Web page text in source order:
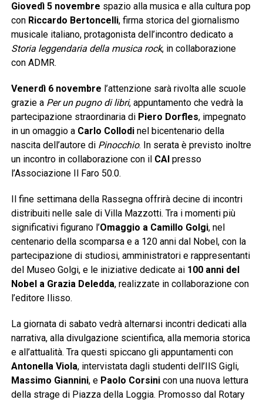
Giovedì 5 novembre spazio alla musica e alla cultura pop
con Riccardo Bertoncelli, firma storica del giornalismo
musicale italiano, protagonista dell’incontro dedicato a
Storia leggendaria della musica rock, in collaborazione
con ADMR.
Venerdì 6 novembre l’attenzione sarà rivolta alle scuole
grazie a Per un pugno di libri, appuntamento che vedrà la
partecipazione straordinaria di Piero Dorfles, impegnato
in un omaggio a Carlo Collodinel bicentenario della
nascita dell’autore di Pinocchio. In serata è previsto inoltre
un incontro in collaborazione con il CAI presso
l’Associazione Il Faro 50.0.
Il fine settimana della Rassegna offrirà decine di incontri
distribuiti nelle sale di Villa Mazzotti. Tra i momenti più
significativi figurano l’Omaggio a Camillo Golgi, nel
centenario della scomparsa e a 120 anni dal Nobel, con la
partecipazione di studiosi, amministratori e rappresentanti
del Museo Golgi, e le iniziative dedicate ai 100 anni del
Nobel a Grazia Deledda, realizzate in collaborazione con
l’editore Ilisso.
La giornata di sabato vedrà alternarsi incontri dedicati alla
narrativa, alla divulgazione scientifica, alla memoria storica
e all’attualità. Tra questi spiccano gli appuntamenti con
Antonella Viola, intervistata dagli studenti dell’IIS Gigli,
Massimo Giannini, e Paolo Corsinicon una nuova lettura
della strage di Piazza della Loggia. Promosso dal Rotary